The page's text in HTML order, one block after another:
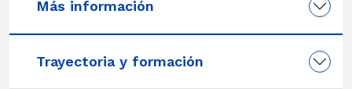
Más información
Trayectoria y formación